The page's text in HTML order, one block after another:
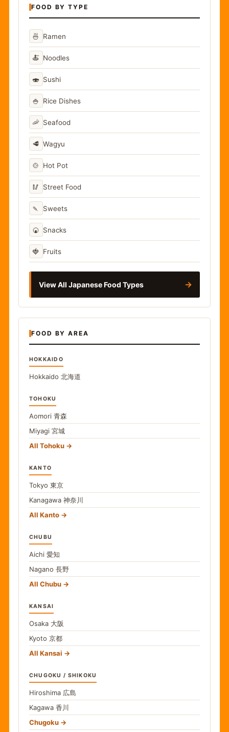
FOOD BY TYPE
🍜 Ramen
🍝 Noodles
🍣 Sushi
🍚 Rice Dishes
🦐 Seafood
🥩 Wagyu
🍲 Hot Pot
🥢 Street Food
🍡 Sweets
🍘 Snacks
🍓 Fruits
View All Japanese Food Types →
FOOD BY AREA
HOKKAIDO
Hokkaido 北海道
TOHOKU
Aomori 青森
Miyagi 宮城
All Tohoku
KANTO
Tokyo 東京
Kanagawa 神奈川
All Kanto
CHUBU
Aichi 愛知
Nagano 長野
All Chubu
KANSAI
Osaka 大阪
Kyoto 京都
All Kansai
CHUGOKU / SHIKOKU
Hiroshima 広島
Kagawa 香川
Chugoku